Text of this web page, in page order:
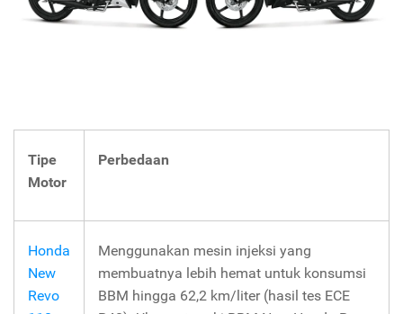
Tipe
Motor
Perbedaan
Honda
New
Revo
Menggunakan mesin injeksi yang
membuatnya lebih hemat untuk konsumsi
BBM hingga 62,2 km/liter (hasil tes ECE